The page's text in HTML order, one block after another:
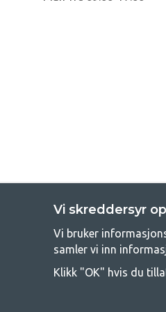
campe, og derfor tilbyr vi
Vi skreddersyr
Vi bruker
samler vi inn
Klikk "OK" hvis du